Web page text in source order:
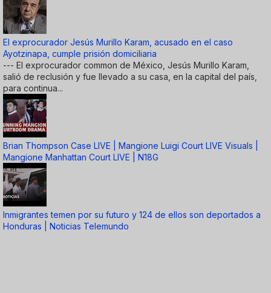
El exprocurador Jesús Murillo Karam, acusado en el caso
Ayotzinapa, cumple prisión domiciliaria
--- El exprocurador common de México, Jesús Murillo Karam,
salió de reclusión y fue llevado a su casa, en la capital del país,
para continua...
Brian Thompson Case LIVE | Mangione Luigi Court LIVE Visuals |
Mangione Manhattan Court LIVE | N18G
Inmigrantes temen por su futuro y 124 de ellos son deportados a
Honduras | Noticias Telemundo